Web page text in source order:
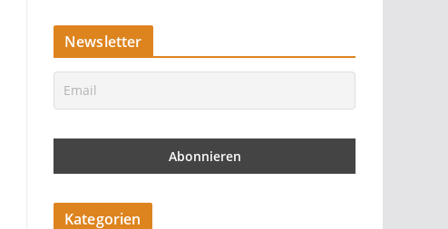
Newsletter
Kategorien